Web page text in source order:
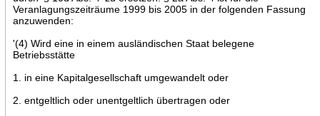
Veranlagungszeiträume 1999 bis 2005 in der folgenden Fassung
anzuwenden:
'(4) Wird eine in einem ausländischen Staat belegene
Betriebsstätte
1. in eine Kapitalgesellschaft umgewandelt oder
2. entgeltlich oder unentgeltlich übertragen oder